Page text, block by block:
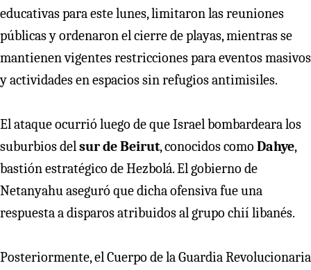
educativas para este lunes, limitaron las reuniones
públicas y ordenaron el cierre de playas, mientras se
mantienen vigentes restricciones para eventos masivos
y actividades en espacios sin refugios antimisiles.
El ataque ocurrió luego de que Israel bombardeara los
suburbios delsur de Beirut, conocidos como Dahye,
bastión estratégico de Hezbolá. El gobierno de
Netanyahu aseguró que dicha ofensiva fue una
respuesta a disparos atribuidos al grupo chií libanés.
Posteriormente, el Cuerpo de la Guardia Revolucionaria